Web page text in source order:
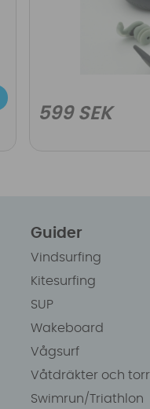
599 SEK
Guider
Vindsurfing
Kitesurfing
SUP
Wakeboard
Vågsurf
Våtdräkter och
Swimrun/Triathlon